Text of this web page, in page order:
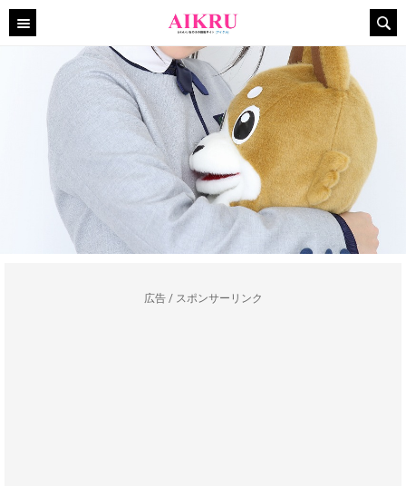
広告 / スポンサーリンク